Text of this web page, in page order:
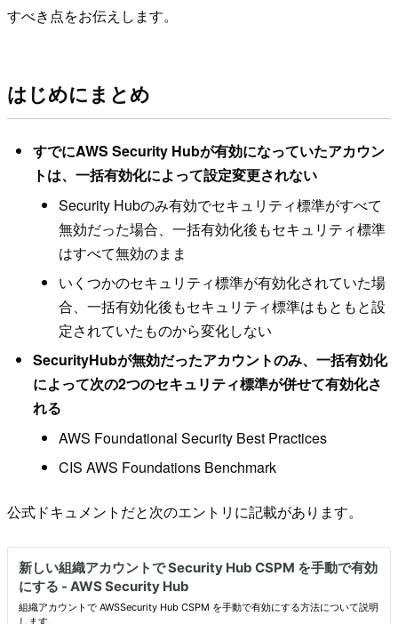
すべき点をお伝えします。
はじめにまとめ
すでにAWS Security Hubが有効になっていたアカウン
トは、一括有効化によって設定変更されない
Security Hubのみ有効でセキュリティ標準がすべて
無効だった場合、一括有効化後もセキュリティ標準
はすべて無効のまま
いくつかのセキュリティ標準が有効化されていた場
合、一括有効化後もセキュリティ標準はもともと設
定されていたものから変化しない
SecurityHubが無効だったアカウントのみ、一括有効化
によって次の2つのセキュリティ標準が併せて有効化さ
れる
AWS Foundational Security Best Practices
CIS AWS Foundations Benchmark
公式ドキュメントだと次のエントリに記載があります。